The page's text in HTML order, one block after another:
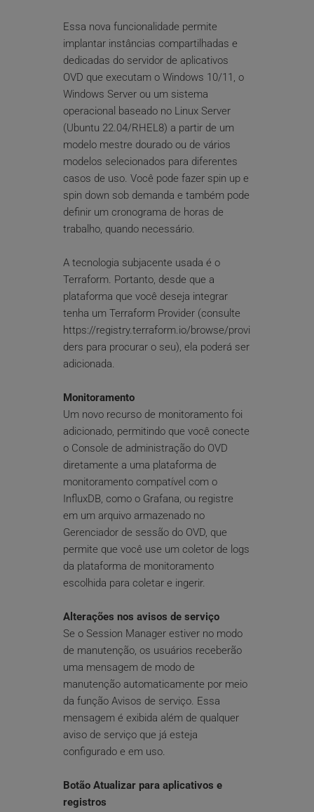
Essa nova funcionalidade permite
implantar instâncias compartilhadas e
dedicadas do servidor de aplicativos
OVD que executam o Windows 10/11, o
Windows Server ou um sistema
operacional baseado no Linux Server
(Ubuntu 22.04/RHEL8) a partir de um
modelo mestre dourado ou de vários
modelos selecionados para diferentes
casos de uso. Você pode fazer spin up e
spin down sob demanda e também pode
definir um cronograma de horas de
trabalho, quando necessário.
A tecnologia subjacente usada é o
Terraform. Portanto, desde que a
plataforma que você deseja integrar
tenha um Terraform Provider (consulte
https://registry.terraform.io/browse/provi
ders para procurar o seu), ela poderá ser
adicionada.
Monitoramento
Um novo recurso de monitoramento foi
adicionado, permitindo que você conecte
o Console de administração do OVD
diretamente a uma plataforma de
monitoramento compatível com o
InfluxDB, como o Grafana, ou registre
em um arquivo armazenado no
Gerenciador de sessão do OVD, que
permite que você use um coletor de logs
da plataforma de monitoramento
escolhida para coletar e ingerir.
Alterações nos avisos de serviço
Se o Session Manager estiver no modo
de manutenção, os usuários receberão
uma mensagem de modo de
manutenção automaticamente por meio
da função Avisos de serviço. Essa
mensagem é exibida além de qualquer
aviso de serviço que já esteja
configurado e em uso.
Botão Atualizar para aplicativos e
registros